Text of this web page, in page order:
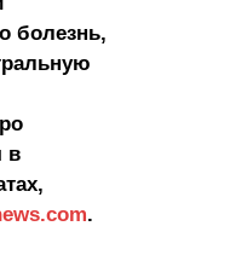
болезнь,
в
.